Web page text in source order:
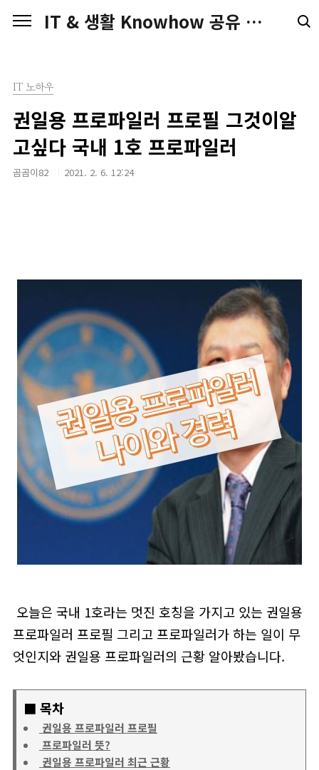
IT & 생활 Knowhow 공유 전문가 Blog
IT 노하우
권일용 프로파일러 프로필 그것이알
고싶다 국내 1호 프로파일러
곰곰이82 2021. 2. 6. 12:24
오늘은 국내 1호라는 멋진 호칭을 가지고 있는 권일용
프로파일러 프로필 그리고 프로파일러가 하는 일이 무
엇인지와 권일용 프로파일러의 근황 알아봤습니다.
■ 목차
권일용 프로파일러 프로필
프로파일러 뜻?
권일용 프로파일러 최근 근황